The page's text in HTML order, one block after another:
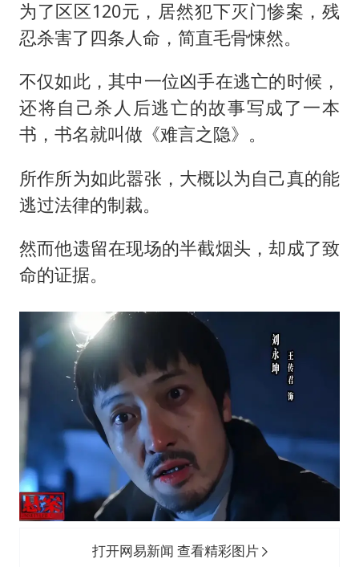
为了区区120元，居然犯下灭门惨案，残
忍杀害了四条人命，简直毛骨悚然。
不仅如此，其中一位凶手在逃亡的时候，
还将自己杀人后逃亡的故事写成了一本
书，书名就叫做《难言之隐》。
所作所为如此嚣张，大概以为自己真的能
逃过法律的制裁。
然而他遗留在现场的半截烟头，却成了致
命的证据。
打开网易新闻 查看精彩图片